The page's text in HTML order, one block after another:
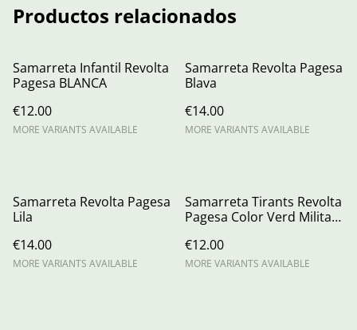
Productos relacionados
Samarreta Infantil Revolta
Pagesa BLANCA
€12.00
MORE VARIANTS AVAILABLE
Samarreta Revolta Pagesa
Blava
€14.00
MORE VARIANTS AVAILABLE
Samarreta Revolta Pagesa
Lila
€14.00
MORE VARIANTS AVAILABLE
Samarreta Tirants Revolta
Pagesa Color Verd Militar -
€12.00
MORE VARIANTS AVAILABLE